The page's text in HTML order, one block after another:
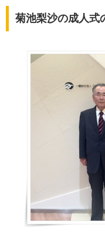
菊池梨沙の成人式